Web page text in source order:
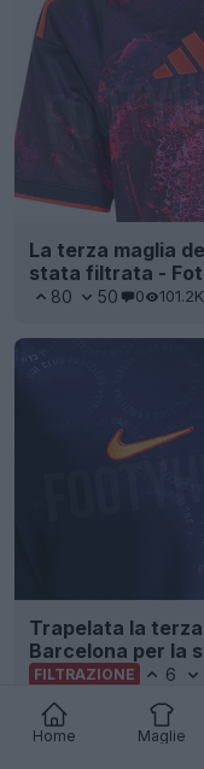
Home Maglie
La terza maglia
stata filtrata -
80 50 0 101.2K
Trapelata la
Barcelona per la
FILTRAZIONE 6